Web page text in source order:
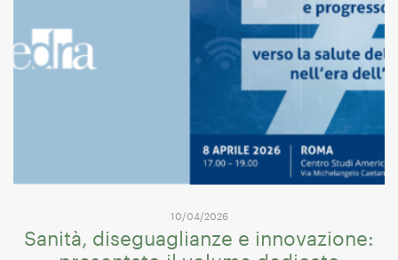
10/04/2026
Sanità, diseguaglianze e innovazione: